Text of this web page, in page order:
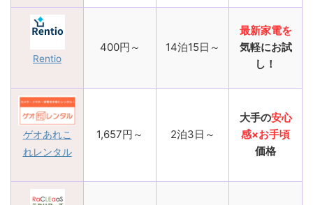
Rentio
400円～ 14泊15日～
最新家電を
気軽にお試
し！
ゲオあれこ
れレンタル
1,657円～ 2泊3日～
大手の安心
感×お手頃
価格